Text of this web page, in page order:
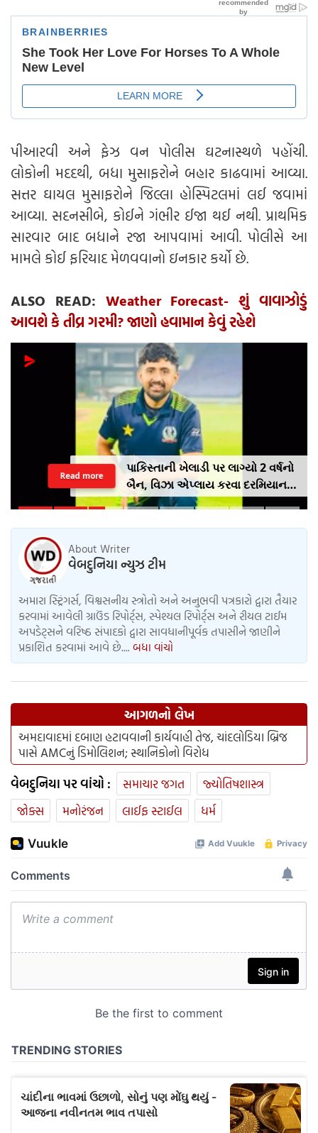
પીઆરવી અને ફેઝ વન પોલીસ ઘટનાસ્થળે પહોંચી.
લોકોની મદદથી, બધા મુસાફરોને બહાર કાઢવામાં આવ્યા.
સત્તર ઘાયલ મુસાફરોને જિલ્લા હોસ્પિટલમાં લઈ જવામાં
આવ્યા. સદનસીબે, કોઈને ગંભીર ઈજા થઈ નથી. પ્રાથમિક
સારવાર બાદ બધાને રજા આપવામાં આવી. પોલીસે આ
મામલે કોઈ ફરિયાદ મેળવવાનો ઇનકાર કર્યો છે.
ALSO READ: Weather Forecast- શું વાવાઝોડું
આવશે કે તીવ્ર ગરમી? જાણો હવામાન કેવું રહેશે
પાકિસ્તાની ખેલાડી પર લાગ્યો 2 વર્ષનો
બૈન, વિઝા એપ્લાય કરવા દરમિયાન
આપી ખોટી માહિતી
Read more
About Writer
વેબદુનિયા ન્યુઝ ટીમ
અમારા સ્ટ્રિંગર્સ, વિશ્વસનીય સ્ત્રોતો અને અનુભવી પત્રકારો દ્વારા તૈયાર
કરવામાં આવેલી ગ્રાઉંડ રિપોર્ટ્સ, સ્પેશ્યલ રિપોર્ટ્સ અને રીયલ ટાઈમ
અપડેટ્સને વરિષ્ઠ સંપાદકો દ્વારા સાવધાનીપૂર્વક તપાસીને જાણીને
પ્રકાશિત કરવામાં આવે છે.... બધા વાંચો
આગળનો લેખ
અમદાવાદમાં દબાણ હટાવવાની કાર્યવાહી તેજ, ચાંદલોડિયા બ્રિજ
પાસે AMCનું ડિમોલિશન; સ્થાનિકોનો વિરોધ
વેબદુનિયા પર વાંચો : સમાચાર જગત
જ્યોતિષશાસ્ત્ર
જોક્સ
મનોરંજન લાઈફ સ્ટાઈલ ધર્મ